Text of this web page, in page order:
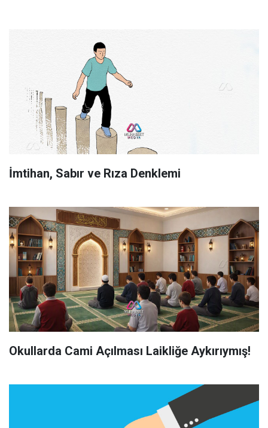
İmtihan, Sabır ve Rıza Denklemi
Okullarda Cami Açılması Laikliğe Aykırıymış!